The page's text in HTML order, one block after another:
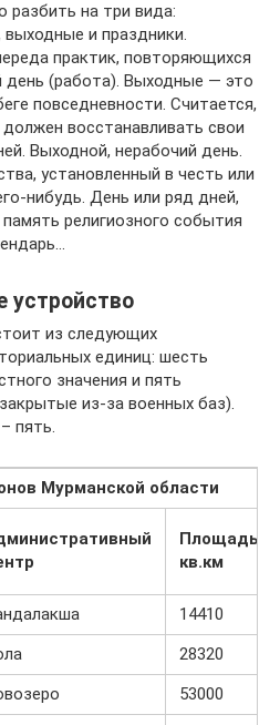
на три вида:
и праздники.
практик, повторяющихся
(работа). Выходные — это
повседневности. Считается,
восстанавливать свои
Выходной, нерабочий день.
установленный в честь или
нибудь. День или ряд дней,
религиозного события
устройство
из следующих
единиц: шесть
значения и пять
из-за военных баз).
пять.
Мурманской области
Площадь
кв.км
14410
28320
53000